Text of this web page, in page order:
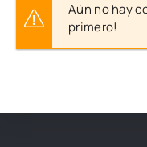
Aún no hay
primero!